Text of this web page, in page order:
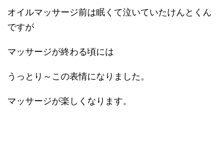
オイルマッサージ前は眠くて泣いていたけんとくん
ですが
マッサージが終わる頃には
うっとり～この表情になりました。
マッサージが楽しくなります。